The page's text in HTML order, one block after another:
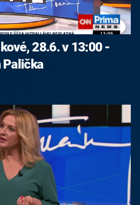
28.6. v 13:00 -
Palička